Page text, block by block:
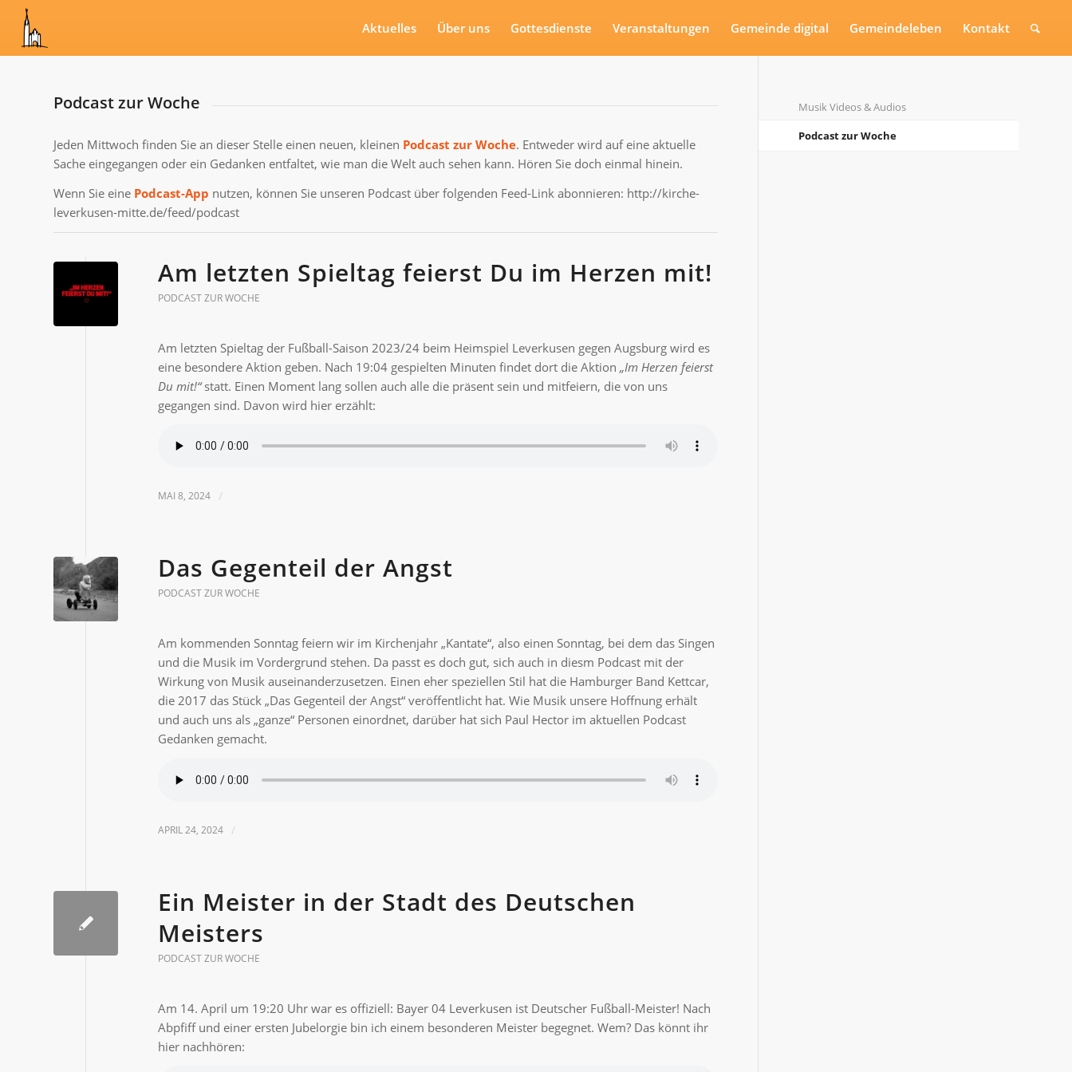
Aktuelles Über uns Gottesdienste Veranstaltungen Gemeinde digital Gemeindeleben Kontakt
Podcast zur Woche
Jeden Mittwoch finden Sie an dieser Stelle einen neuen, kleinen Podcast zur Woche. Entweder wird auf eine aktuelle
Sache eingegangen oder ein Gedanken entfaltet, wie man die Welt auch sehen kann. Hören Sie doch einmal hinein.
Wenn Sie eine Podcast-App nutzen, können Sie unseren Podcast über folgenden Feed-Link abonnieren: http://kirche-
leverkusen-mitte.de/feed/podcast
Am letzten Spieltag feierst Du im Herzen mit!
PODCAST ZUR WOCHE
Am letzten Spieltag der Fußball-Saison 2023/24 beim Heimspiel Leverkusen gegen Augsburg wird es
eine besondere Aktion geben. Nach 19:04 gespielten Minuten findet dort die Aktion „Im Herzen feierst
Du mit!“statt. Einen Moment lang sollen auch alle die präsent sein und mitfeiern, die von uns
gegangen sind. Davon wird hier erzählt:
MAI 8, 2024 /
Das Gegenteil der Angst
PODCAST ZUR WOCHE
Am kommenden Sonntag feiern wir im Kirchenjahr „Kantate“, also einen Sonntag, bei dem das Singen
und die Musik im Vordergrund stehen. Da passt es doch gut, sich auch in diesm Podcast mit der
Wirkung von Musik auseinanderzusetzen. Einen eher speziellen Stil hat die Hamburger Band Kettcar,
die 2017 das Stück „Das Gegenteil der Angst“ veröffentlicht hat. Wie Musik unsere Hoffnung erhält
und auch uns als „ganze“ Personen einordnet, darüber hat sich Paul Hector im aktuellen Podcast
Gedanken gemacht.
APRIL 24, 2024 /
Ein Meister in der Stadt des Deutschen
Meisters
PODCAST ZUR WOCHE
Am 14. April um 19:20 Uhr war es offiziell: Bayer 04 Leverkusen ist Deutscher Fußball-Meister! Nach
Abpfiff und einer ersten Jubelorgie bin ich einem besonderen Meister begegnet. Wem? Das könnt ihr
hier nachhören:
Musik Videos & Audios
Podcast zur Woche